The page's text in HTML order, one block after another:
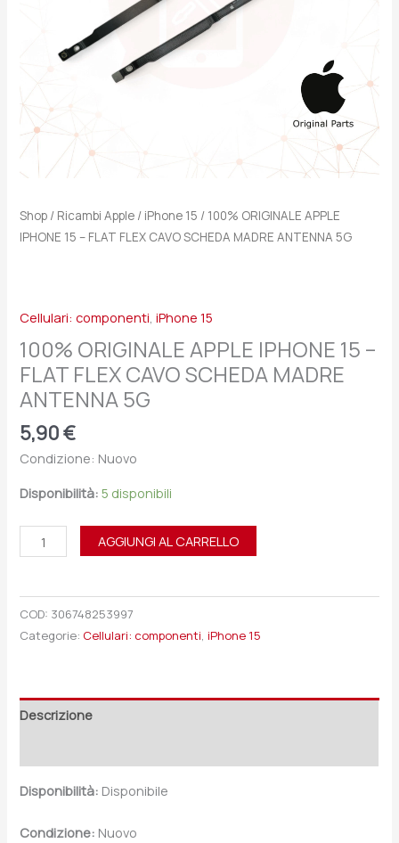
Shop / Ricambi Apple / iPhone 15 / 100% ORIGINALE APPLE
IPHONE 15 – FLAT FLEX CAVO SCHEDA MADRE ANTENNA 5G
Cellulari: componenti,iPhone 15
100% ORIGINALE APPLE IPHONE 15 –
FLAT FLEX CAVO SCHEDA MADRE
ANTENNA 5G
5,90€
Condizione: Nuovo
Disponibilità: 5 disponibili
ANTENNA
quantità
AGGIUNGI AL CARRELLO
COD: 306748253997
Categorie: Cellulari: componenti,iPhone 15
Descrizione
Disponibilità: Disponibile
Condizione: Nuovo